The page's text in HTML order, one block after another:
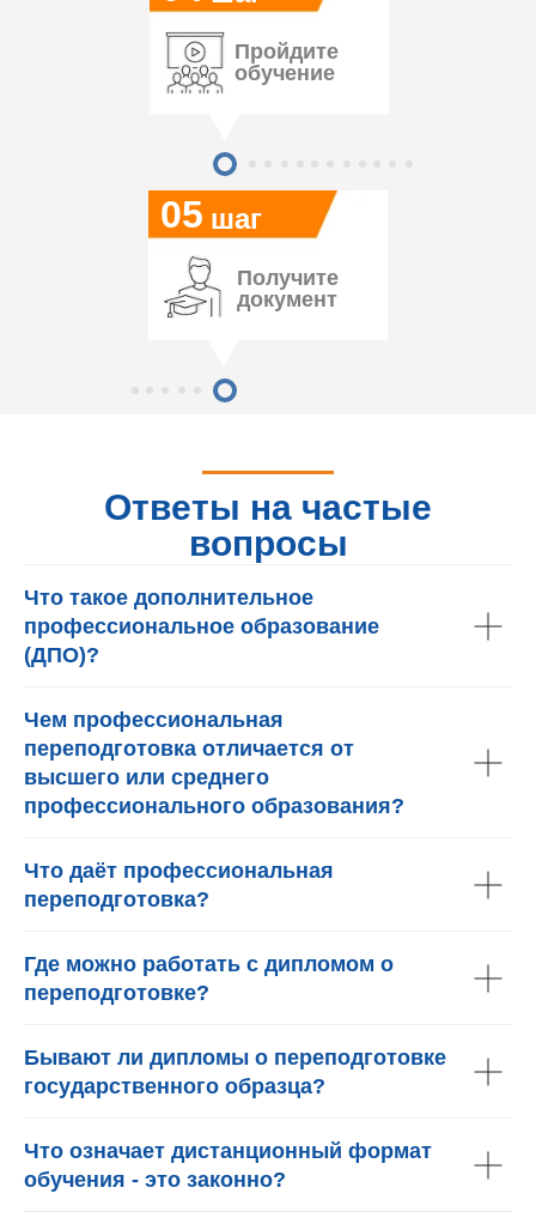
05 шаг
Пройдите
обучение
Получите
документ
Ответы на частые
вопросы
Что такое дополнительное
профессиональное образование
(ДПО)?
Чем профессиональная
переподготовка отличается от
высшего или среднего
профессионального образования?
Что даёт профессиональная
переподготовка?
Где можно работать с дипломом о
переподготовке?
Бывают ли дипломы о переподготовке
государственного образца?
Что означает дистанционный формат
обучения - это законно?